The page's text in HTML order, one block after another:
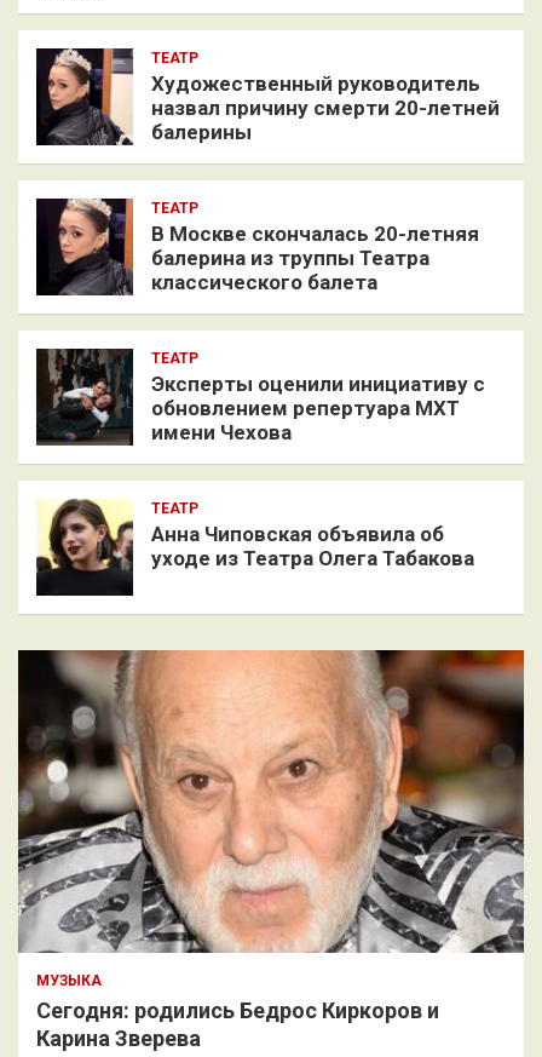
ТЕАТР
Художественный руководитель
назвал причину смерти 20-летней
балерины
ТЕАТР
В Москве скончалась 20-летняя
балерина из труппы Театра
классического балета
ТЕАТР
Эксперты оценили инициативу с
обновлением репертуара МХТ
имени Чехова
ТЕАТР
Анна Чиповская объявила об
уходе из Театра Олега Табакова
МУЗЫКА
Сегодня: родились Бедрос Киркоров и
Карина Зверева